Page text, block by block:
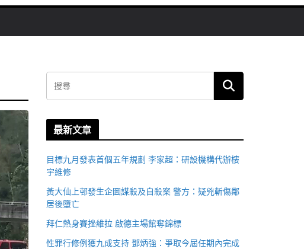
最新文章
目標九月發表首個五年規劃 李家超：研設機構代辦樓
宇維修
黃大仙上邨發生企圖謀殺及自殺案 警方：疑兇斬傷鄰
居後墮亡
拜仁熱身賽挫維拉 啟德主場館奪錦標
性罪行修例獲九成支持 鄧炳強：爭取今屆任期內完成